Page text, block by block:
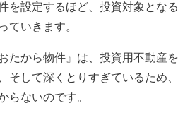
を設定するほど、投資対象となる
ていきます。
たから物件』は、投資用不動産を
そして深くとりすぎているため、
らないのです。